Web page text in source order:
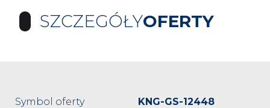
SZCZEGÓŁYOFERTY
Symbol oferty
KNG-GS-12448